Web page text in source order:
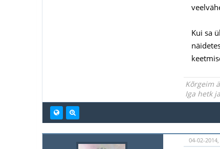
Kui sa
Kõrgeim
Iga hetk
04-02-